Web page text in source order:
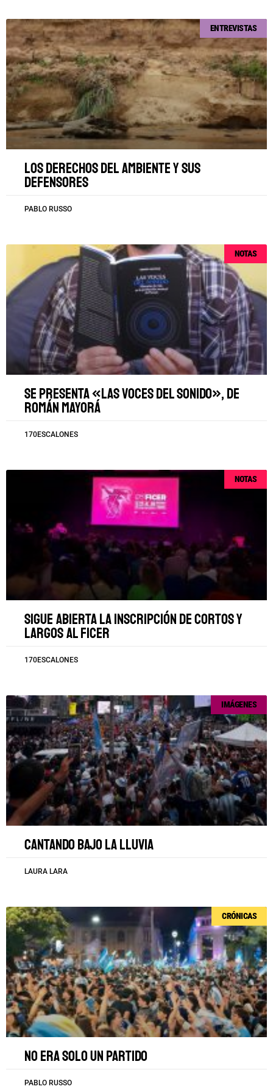
ENTREVISTAS
Los derechos del ambiente y sus
defensores
PABLO RUSSO
NOTAS
Se presenta «Las voces del sonido», de
Román Mayorá
170ESCALONES
NOTAS
Sigue abierta la inscripción de cortos y
largos al FICER
170ESCALONES
IMÁGENES
Cantando bajo la lluvia
LAURA LARA
CRÓNICAS
No era solo un partido
PABLO RUSSO